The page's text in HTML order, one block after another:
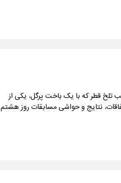
قطر که با یک باخت پرگل، یکی از
نتایج و حواشی مسابقات روز هشتم